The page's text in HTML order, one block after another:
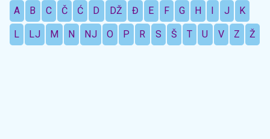
A B C Č Ć D DŽ Đ E F G H I J K
L LJ M N NJ O P R S Š T U V Z Ž